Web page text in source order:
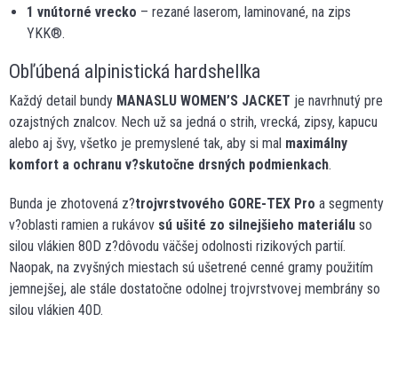
1 vnútorné vrecko – rezané laserom, laminované, na zips
YKK®.
Obľúbená alpinistická hardshellka
Každý detail bundy MANASLU WOMEN’S JACKET je navrhnutý pre
ozajstných znalcov. Nech už sa jedná o strih, vrecká, zipsy, kapucu
alebo aj švy, všetko je premyslené tak, aby si mal maximálny
komfort a ochranu v?skutočne drsných podmienkach.
Bunda je zhotovená z?trojvrstvového GORE-TEX Pro a segmenty
v?oblasti ramien a rukávov sú ušité zo silnejšieho materiálu so
silou vlákien 80D z?dôvodu väčšej odolnosti rizikových partií.
Naopak, na zvyšných miestach sú ušetrené cenné gramy použitím
jemnejšej, ale stále dostatočne odolnej trojvrstvovej membrány so
silou vlákien 40D.